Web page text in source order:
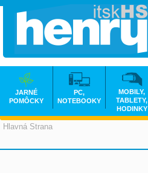
Hlavná Strana
JARNÉ
POMÔCKY
PC,
NOTEBOOKY
MOBILY,
TABLETY,
HODINKY